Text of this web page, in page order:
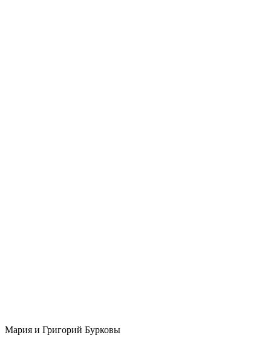
Мария и Григорий Бурковы